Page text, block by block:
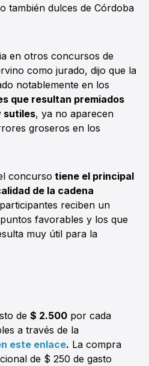
también dulces de Córdoba
en otros concursos de
como jurado, dijo que la
notablemente en los
que resultan premiados
sutiles, ya no aparecen
groseros en los
concurso tiene el principal
de la cadena
reciben un
favorables y los que
muy útil para la
de $ 2.500 por cada
a través de la
este enlace. La compra
de $ 250 de gasto